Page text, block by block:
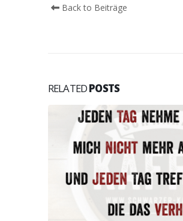
Back to Beiträge
RELATEDPOSTS